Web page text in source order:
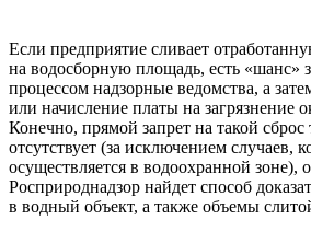
Если предприятие сливает
на водосборную площадь, есть «шанс»
процессом надзорные ведомства, а
или начисление платы на загрязнение
Конечно, прямой запрет на такой
отсутствует (за исключением случаев,
осуществляется в водоохранной зоне),
Росприроднадзор найдет способ
в водный объект, а также объемы